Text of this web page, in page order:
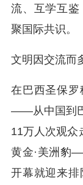
流、互学互鉴
聚国际共识。
文明因交流而
在巴西圣保罗
——从中国到
11万人次观众
黄金·美洲豹
开幕就迎来排